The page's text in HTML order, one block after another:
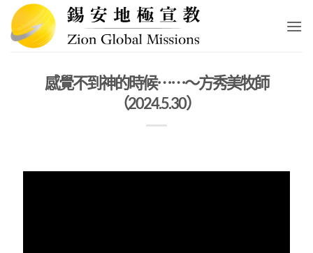
Skip
content
感覺不到神的時候⋯⋯～方秀美牧師
（2024.5.30）